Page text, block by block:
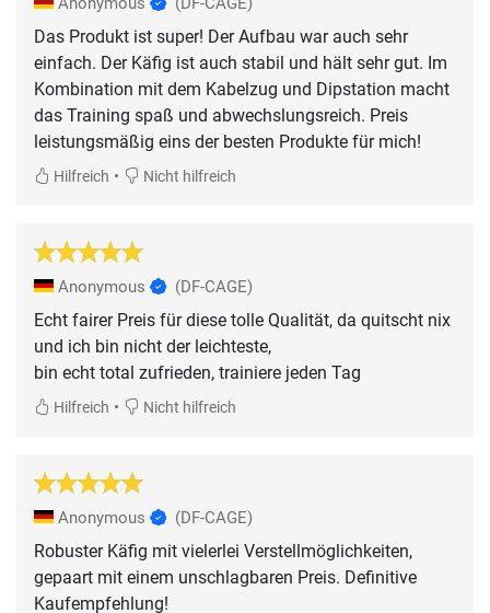
Das Produkt ist super! Der Aufbau war auch sehr
einfach. Der Käfig ist auch stabil und hält sehr gut. Im
Kombination mit dem Kabelzug und Dipstation macht
das Training spaß und abwechslungsreich. Preis
leistungsmäßig eins der besten Produkte für mich!
Hilfreich • Nicht hilfreich
Anonymous (DF-CAGE)
Echt fairer Preis für diese tolle Qualität, da quitscht nix
und ich bin nicht der leichteste,
bin echt total zufrieden, trainiere jeden Tag
Hilfreich • Nicht hilfreich
Anonymous (DF-CAGE)
Robuster Käfig mit vielerlei Verstellmöglichkeiten,
gepaart mit einem unschlagbaren Preis. Definitive
Kaufempfehlung!